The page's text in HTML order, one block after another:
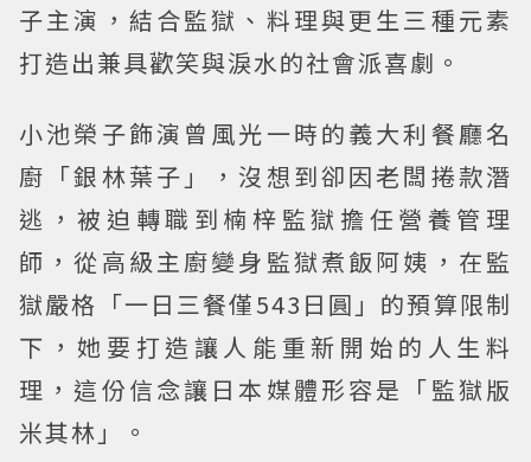
子主演，結合監獄、料理與更生三種元素
打造出兼具歡笑與淚水的社會派喜劇。
小池榮子飾演曾風光一時的義大利餐廳名
廚「銀林葉子」，沒想到卻因老闆捲款潛
逃，被迫轉職到楠梓監獄擔任營養管理
師，從高級主廚變身監獄煮飯阿姨，在監
獄嚴格「一日三餐僅543日圓」的預算限制
下，她要打造讓人能重新開始的人生料
理，這份信念讓日本媒體形容是「監獄版
米其林」。